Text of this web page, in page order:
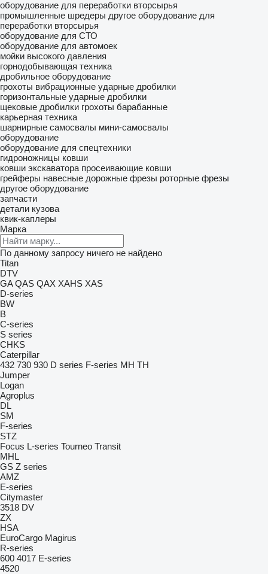
оборудование для переработки вторсырья
промышленные шредеры другое оборудование для
переработки вторсырья
оборудование для СТО
оборудование для автомоек
мойки высокого давления
горнодобывающая техника
дробильное оборудование
грохоты вибрационные ударные дробилки
горизонтальные ударные дробилки
щековые дробилки грохоты барабанные
карьерная техника
шарнирные самосвалы мини-самосвалы
оборудование
оборудование для спецтехники
гидроножницы ковши
ковши экскаватора просеивающие ковши
грейферы навесные дорожные фрезы роторные фрезы
другое оборудование
запчасти
детали кузова
квик-каплеры
Марка
По данному запросу ничего не найдено
Titan
DTV
GA QAS QAX XAHS XAS
D-series
BW
B
C-series
S series
CHKS
Caterpillar
432 730 930 D series F-series MH TH
Jumper
Logan
Agroplus
DL
SM
F-series
STZ
Focus L-series Tourneo Transit
MHL
GS Z series
AMZ
E-series
Citymaster
3518 DV
ZX
HSA
EuroCargo Magirus
R-series
600 4017 E-series
4520